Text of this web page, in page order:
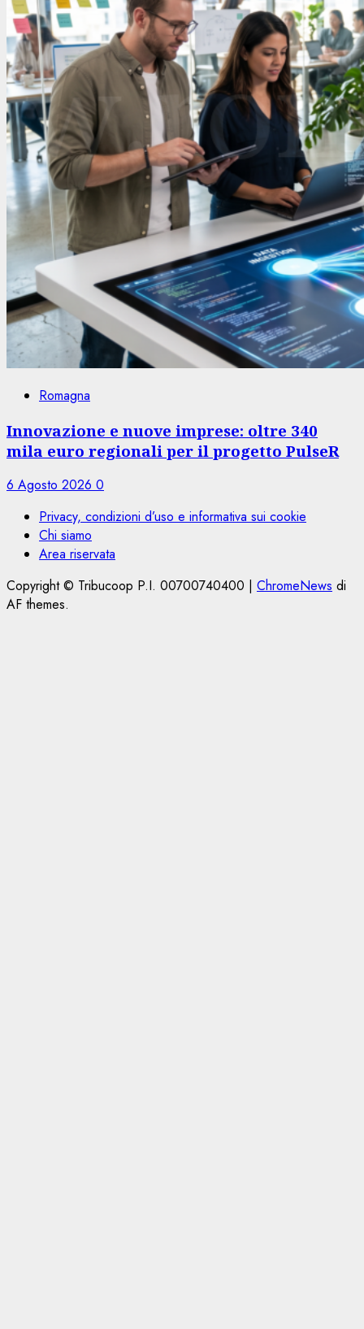
Romagna
Innovazione e nuove imprese: oltre 340
mila euro regionali per il progetto PulseR
6 Agosto 2026 0
Privacy, condizioni d’uso e informativa sui cookie
Chi siamo
Area riservata
Copyright © Tribucoop P.I. 00700740400 | ChromeNews di
AF themes.